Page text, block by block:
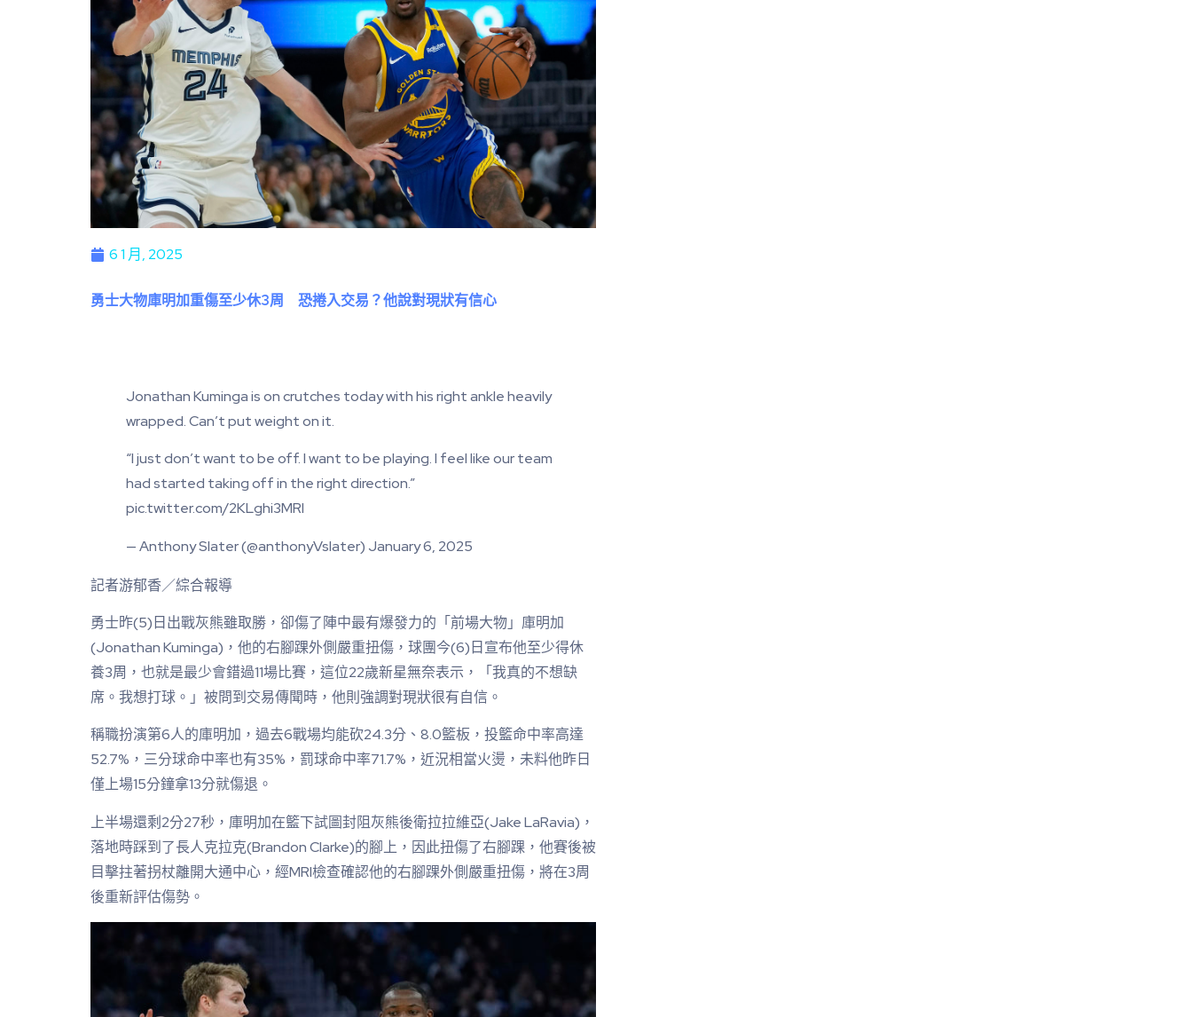
6 1 月, 2025
勇士大物庫明加重傷至少休3周 恐捲入交易？他說對現狀有信心
Jonathan Kuminga is on crutches today with his right ankle heavily
wrapped. Can’t put weight on it.
“I just don’t want to be off. I want to be playing. I feel like our team
had started taking off in the right direction.”
pic.twitter.com/2KLghi3MRI
— Anthony Slater (@anthonyVslater) January 6, 2025
記者游郁香／綜合報導
勇士昨(5)日出戰灰熊雖取勝，卻傷了陣中最有爆發力的「前場大物」庫明加
(Jonathan Kuminga)，他的右腳踝外側嚴重扭傷，球團今(6)日宣布他至少得休
養3周，也就是最少會錯過11場比賽，這位22歲新星無奈表示，「我真的不想缺
席。我想打球。」被問到交易傳聞時，他則強調對現狀很有自信。
稱職扮演第6人的庫明加，過去6戰場均能砍24.3分、8.0籃板，投籃命中率高達
52.7%，三分球命中率也有35%，罰球命中率71.7%，近況相當火燙，未料他昨日
僅上場15分鐘拿13分就傷退。
上半場還剩2分27秒，庫明加在籃下試圖封阻灰熊後衛拉拉維亞(Jake LaRavia)，
落地時踩到了長人克拉克(Brandon Clarke)的腳上，因此扭傷了右腳踝，他賽後被
目擊拄著拐杖離開大通中心，經MRI檢查確認他的右腳踝外側嚴重扭傷，將在3周
後重新評估傷勢。